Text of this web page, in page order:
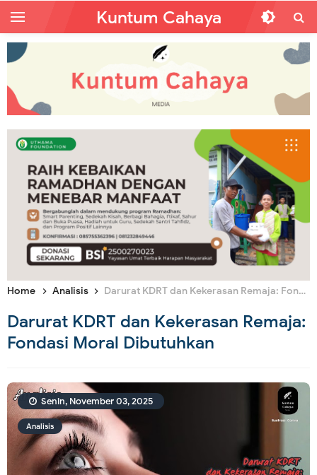
Kuntum Cahaya
Home Analisis Darurat KDRT dan Kekerasan Remaja: Fondasi Moral Dibutuhkan
Darurat KDRT dan Kekerasan Remaja:
Fondasi Moral Dibutuhkan
Analisis
Senin, November 03, 2025